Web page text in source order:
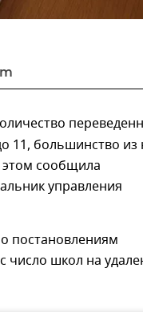
11, большинство из
этом сообщила
управления
постановлениям
число школ на